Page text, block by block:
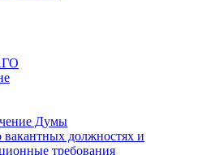
Думы
вакантных должностях и
требования